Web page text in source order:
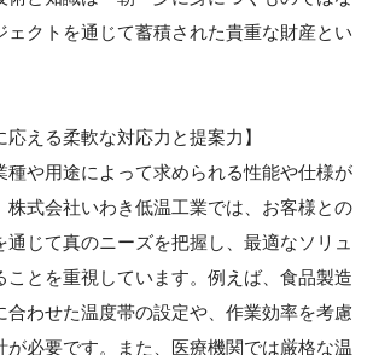
ェクトを通じて蓄積された貴重な財産とい
応える柔軟な対応力と提案力】
種や用途によって求められる性能や仕様が
株式会社いわき低温工業では、お客様との
通じて真のニーズを把握し、最適なソリュ
ことを重視しています。例えば、食品製造
合わせた温度帯の設定や、作業効率を考慮
が必要です。また、医療機関では厳格な温